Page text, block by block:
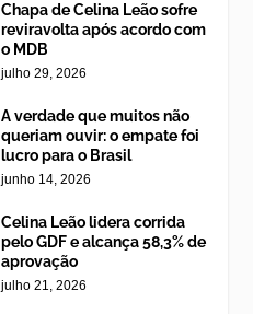
Chapa de Celina Leão sofre
reviravolta após acordo com
o MDB
julho 29, 2026
A verdade que muitos não
queriam ouvir: o empate foi
lucro para o Brasil
junho 14, 2026
Celina Leão lidera corrida
pelo GDF e alcança 58,3% de
aprovação
julho 21, 2026